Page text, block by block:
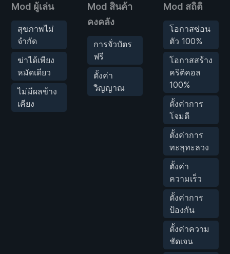
Mod ผู้เล่น
สุขภาพไม่
จำกัด
ฆ่าได้เพียง
หมัดเดียว
ไม่มีผลข้าง
เคียง
Mod สินค้า
คงคลัง
การจั่วบัตร
ฟรี
ตั้งค่า
วิญญาณ
Mod สถิติ
โอกาสซ่อน
ตัว 100%
โอกาสสร้าง
คริติคอล
100%
ตั้งค่าการ
โจมตี
ตั้งค่าการ
ทะลุทะลวง
ตั้งค่า
ความเร็ว
ตั้งค่าการ
ป้องกัน
ตั้งค่าความ
ชัดเจน